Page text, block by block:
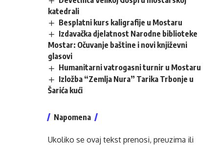
katedrali
Besplatni kurs kaligrafije u Mostaru
Izdavačka djelatnost Narodne biblioteke
Mostar: Očuvanje baštine i novi književni
glasovi
Humanitarni vatrogasni turnir u Mostaru
Izložba “Zemlja Nura” Tarika Trbonje u
Šarića kući
Napomena
Ukoliko se ovaj tekst prenosi, preuzima ili